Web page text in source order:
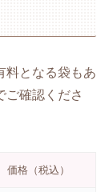
料となる袋もあ
ご確認くださ
価格（税込）